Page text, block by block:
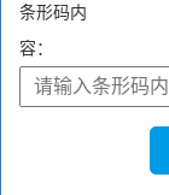
条形码内
容：